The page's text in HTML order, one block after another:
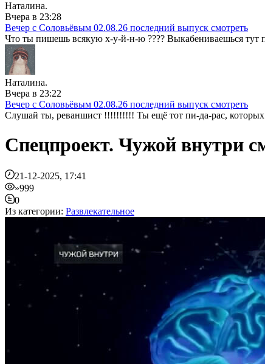
Наталина.
Вчера в 23:28
Вечер с Соловьёвым 02.08.26 последний выпуск смотреть
Что ты пишешь всякую х-у-й-н-ю ???? Выкабениваешься тут
Наталина.
Вчера в 23:22
Вечер с Соловьёвым 02.08.26 последний выпуск смотреть
Слушай ты, реваншист !!!!!!!!!! Ты ещё тот пи-да-рас,
Спецпроект. Чужой внутри
21-12-2025, 17:41
»999
0
Из категории: Развлекательное